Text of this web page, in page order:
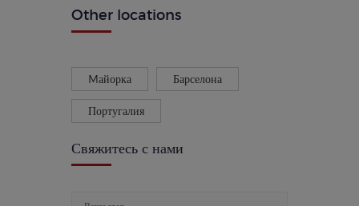
Other locations
Mайорка Барселона
Португалия
Свяжитесь с нами